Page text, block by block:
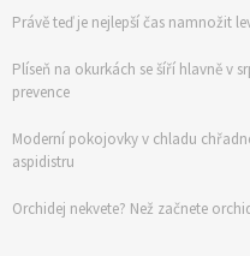
Právě teď je nejlepší čas namnožit
Plíseň na okurkách se šíří hlavně v
prevence
Moderní pokojovky v chladu
aspidistru
Orchidej nekvete? Než začnete